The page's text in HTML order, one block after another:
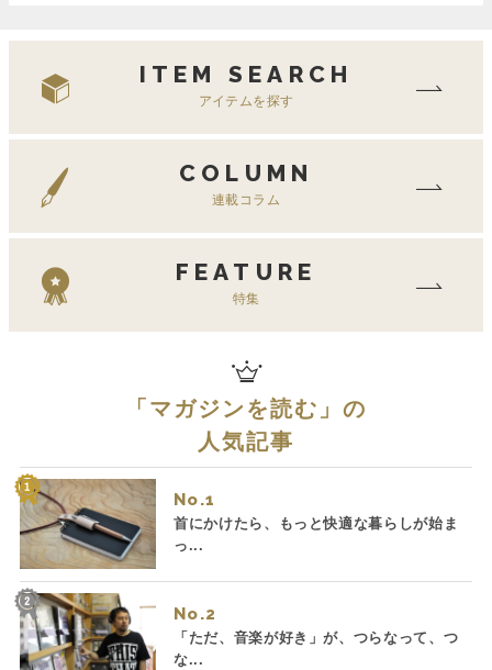
ITEM SEARCH
アイテムを探す
COLUMN
連載コラム
FEATURE
特集
「 マガジンを読む 」の
人気記事
No.
首にかけたら、もっと快適な暮らしが始ま
っ...
No.
「ただ、音楽が好き」が、つらなって、つ
な...